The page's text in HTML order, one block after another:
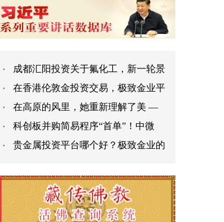
成都汇阳投资关于氟化工，新一轮景
在香港伦敦金投资交易，极致金业平
在高原的风里，她重新理解了美 —
科创板并购简易程序“首单”！中微
贵金属投资平台哪个好？极致金业的